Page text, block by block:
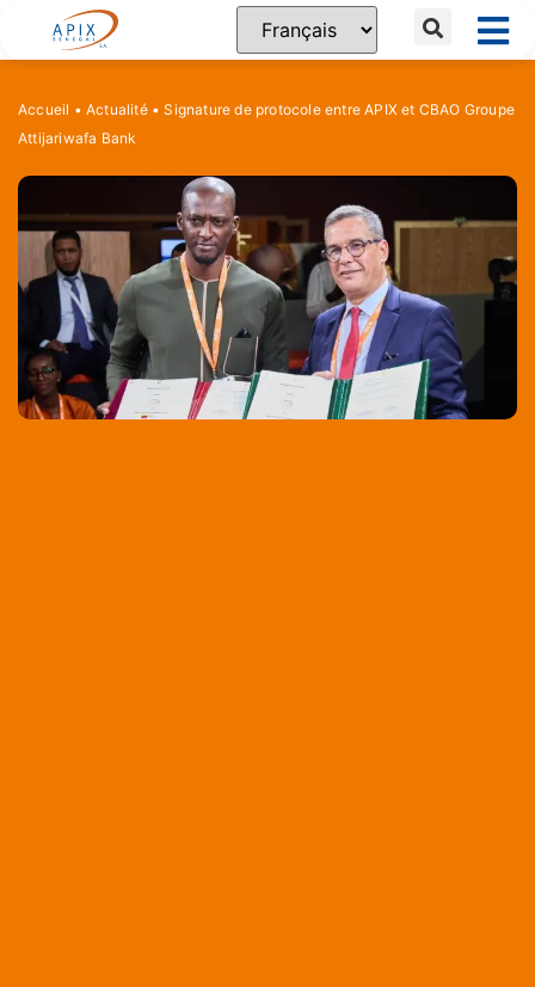
Accueil •Actualité•Signature de protocole entre APIX et CBAO Groupe
Attijariwafa Bank